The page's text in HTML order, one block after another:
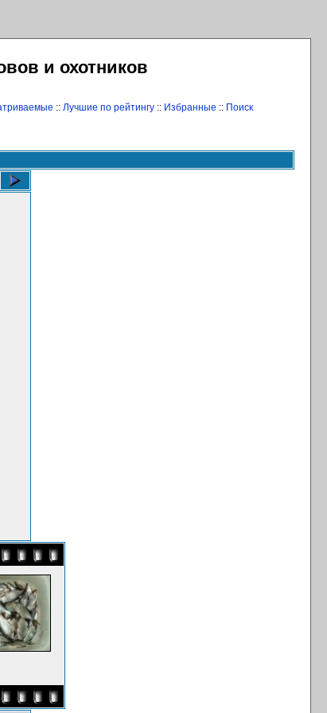
и охотников
:: Лучшие по рейтингу:: Избранные :: Поиск